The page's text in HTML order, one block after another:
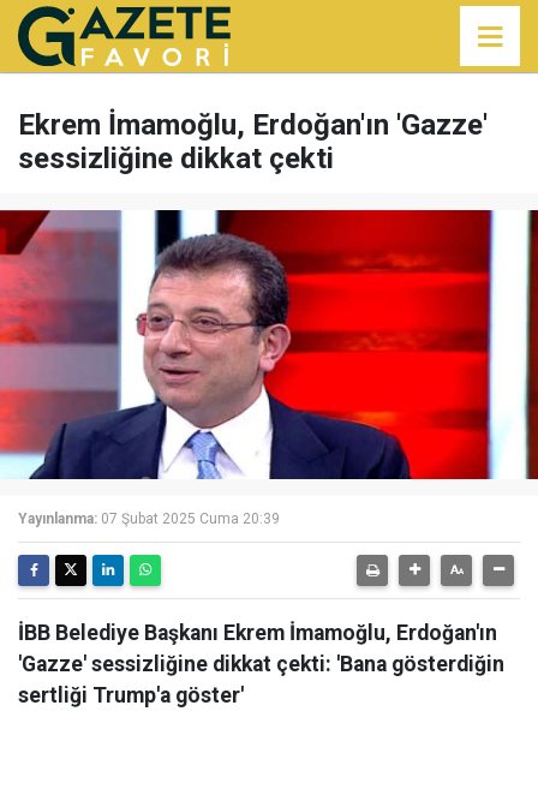
Ekrem İmamoğlu, Erdoğan'ın 'Gazze'
sessizliğine dikkat çekti
Yayınlanma: 07 Şubat 2025 Cuma 20:39
İBB Belediye Başkanı Ekrem İmamoğlu, Erdoğan'ın
'Gazze' sessizliğine dikkat çekti: 'Bana gösterdiğin
sertliği Trump'a göster'